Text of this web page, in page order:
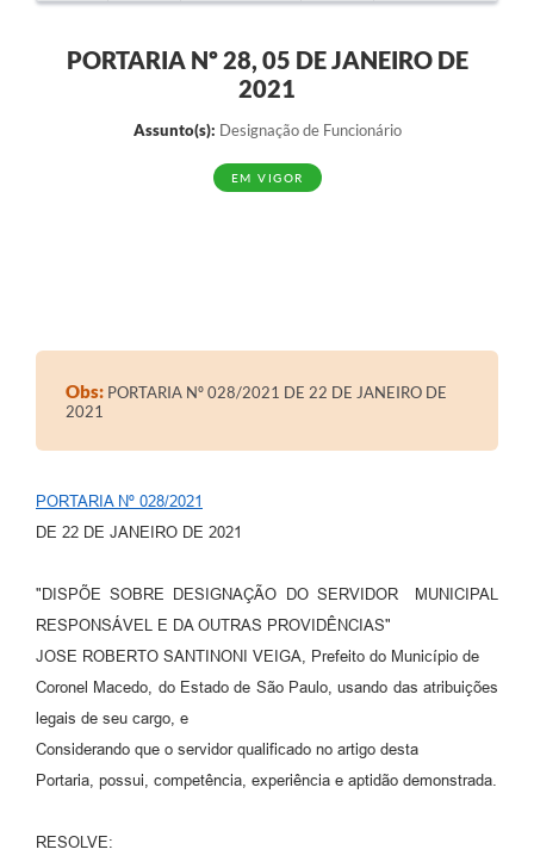
PORTARIA Nº 28, 05 DE JANEIRO DE
2021
Assunto(s): Designação de Funcionário
EM VIGOR
Obs: PORTARIA Nº 028/2021 DE 22 DE JANEIRO DE
2021
PORTARIA Nº 028/2021
DE 22 DE JANEIRO DE 2021
"DISPÕE SOBRE DESIGNAÇÃO DO SERVIDOR MUNICIPAL
RESPONSÁVEL E DA OUTRAS PROVIDÊNCIAS"
JOSE ROBERTO SANTINONI VEIGA, Prefeito do Município de
Coronel Macedo, do Estado de São Paulo, usando das atribuições
legais de seu cargo, e
Considerando que o servidor qualificado no artigo desta
Portaria, possui, competência, experiência e aptidão demonstrada.
RESOLVE: